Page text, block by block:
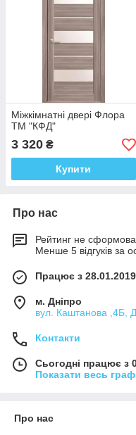
Міжкімнатні двері Флора
ТМ "КФД"
3 320 ₴
Купити
Про нас
Рейтинг не
Менше 5 відгуків за
Працює з 28.01.2019
м. Дніпро
вул. Каштанова ,4Б,
Контакти
Сьогодні працює з
Показати весь
Про нас